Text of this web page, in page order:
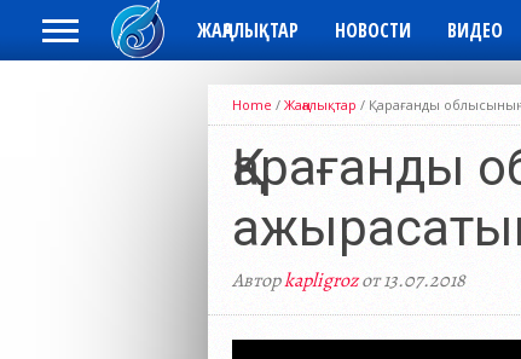
ЖАҢАЛЫҚТАР НОВОСТИ ВИДЕО
Home / Жаңалықтар / Қарағанды
Қарағанды
Авторkapligrozот 13.07.2018